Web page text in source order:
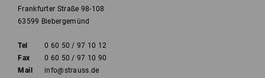
Frankfurter Straße 98-108
63599 Biebergemünd
Tel
0 60 50 / 97 10 12
Fax
0 60 50 / 97 10 90
Mail
info@strauss.de